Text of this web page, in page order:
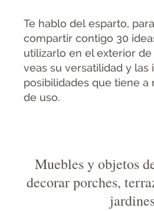
Te hablo del esparto,
compartir contigo 30
utilizarlo en el exterior de
veas su versatilidad y las
posibilidades que tiene a
de uso.
Muebles y objetos
decorar porches,